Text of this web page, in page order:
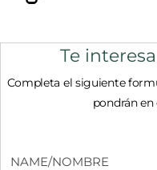
Te
Completa el siguiente
pondrán
NAME/NOMBRE